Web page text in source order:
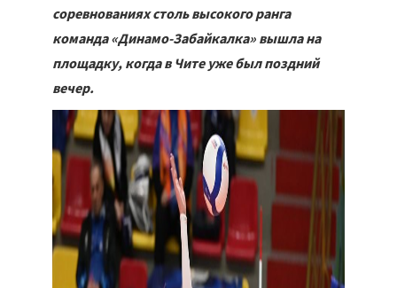
соревнованиях столь высокого ранга
команда «Динамо-Забайкалка» вышла на
площадку, когда в Чите уже был поздний
вечер.